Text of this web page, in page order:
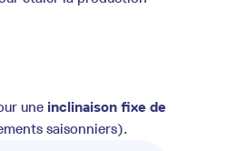
une inclinaison fixe de
saisonniers).